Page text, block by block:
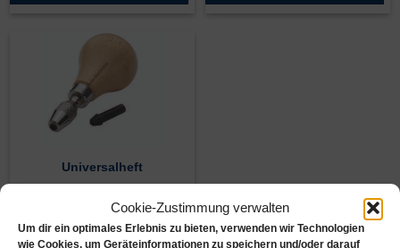
Cookie-Zustimmung verwalten
Um dir ein optimales Erlebnis zu bieten, verwenden wir Technologien
wie Cookies, um Geräteinformationen zu speichern und/oder darauf
Universalheft
Zur Wunschliste